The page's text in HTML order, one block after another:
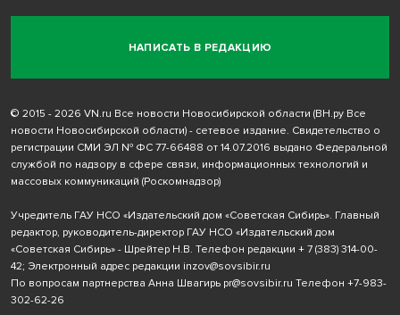
НАПИСАТЬ В РЕДАКЦИЮ
© 2015 - 2026 VN.ru Все новости Новосибирской области (ВН.ру Все
новости Новосибирской области) - сетевое издание. Свидетельство о
регистрации СМИ ЭЛ № ФС 77-66488 от 14.07.2016 выдано Федеральной
службой по надзору в сфере связи, информационных технологий и
массовых коммуникаций (Роскомнадзор)
Учредитель ГАУ НСО «Издательский дом «Советская Сибирь». Главный
редактор, руководитель-директор ГАУ НСО «Издательский дом
«Советская Сибирь» - Шрейтер Н.В. Телефон редакции + 7 (383) 314-00-
42; Электронный адрес редакции inzov@sovsibir.ru
По вопросам партнерства Анна Швагирь pr@sovsibir.ru Телефон +7-983-
302-62-26